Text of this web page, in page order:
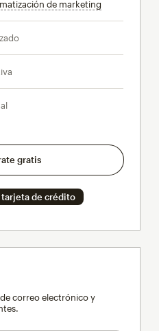
de marketing
gratis
de crédito
correo electrónico y